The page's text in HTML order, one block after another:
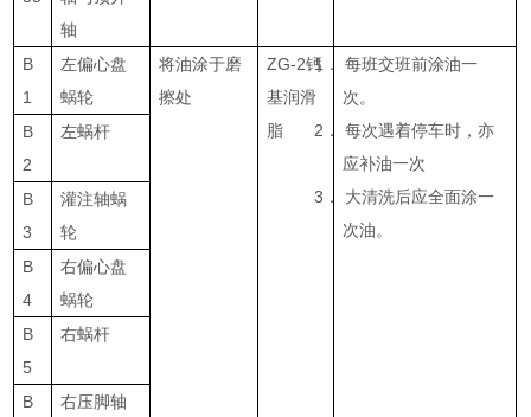
轴
B
1
左偏心盘
蜗轮
将油涂于磨
擦处
ZG-2钙
基润滑
脂
1．每班交班前涂油一
次。
2．每次遇着停车时，亦
应补油一次
3． 大清洗后应全面涂一
次油。
B
2
左蜗杆
B
3
灌注轴蜗
轮
B
4
右偏心盘
蜗轮
B
5
右蜗杆
B
右压脚轴